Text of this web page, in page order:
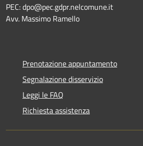
PEC:dpo@pec.gdpr.nelcomune.it
Avv. Massimo Ramello
Prenotazione appuntamento
Segnalazione disservizio
Leggi le FAQ
Richiesta assistenza